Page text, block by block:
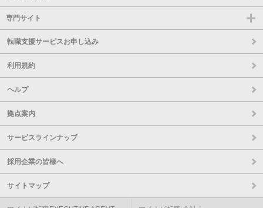
専門サイト
転職支援サービスお申し込み
利用規約
ヘルプ
拠点案内
サービスラインナップ
採用企業の皆様へ
サイトマップ